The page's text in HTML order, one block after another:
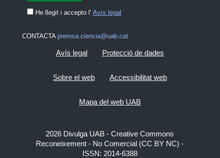
He llegit i accepto l' Avís legal
CONTACTA premsa.ciencia@uab.cat
Avís legal Protecció de dades
Sobre el web Accessibilitat web
Mapa del web UAB
2026 Divulga UAB - Creative Commons
Reconeixement - No Comercial (CC BY NC) -
ISSN: 2014-6388